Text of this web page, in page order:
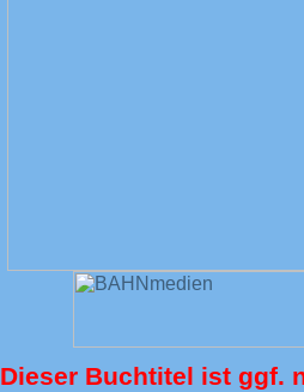
Dieser Buchtitel ist ggf.